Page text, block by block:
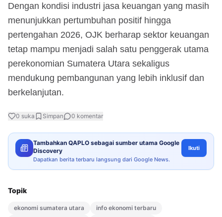
Dengan kondisi industri jasa keuangan yang masih
menunjukkan pertumbuhan positif hingga
pertengahan 2026, OJK berharap sektor keuangan
tetap mampu menjadi salah satu penggerak utama
perekonomian Sumatera Utara sekaligus
mendukung pembangunan yang lebih inklusif dan
berkelanjutan.
0 suka Simpan 0 komentar
Tambahkan QAPLO sebagai sumber utama Google
Discovery
Dapatkan berita terbaru langsung dari Google News.
Ikuti
Topik
ekonomi sumatera utara
info ekonomi terbaru